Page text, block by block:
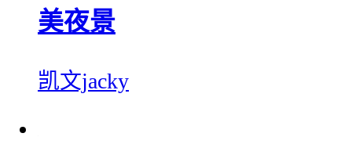
美夜景
凯文jacky